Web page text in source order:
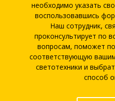
необходимо указать
воспользовавшись
Наш сотрудник,
проконсультирует по
вопросам, поможет
соответствующую
светотехники и
способ